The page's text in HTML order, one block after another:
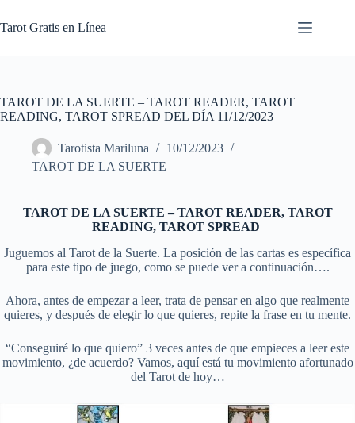
to
content
Tarot Gratis en Línea
TAROT DE LA SUERTE – TAROT READER, TAROT
READING, TAROT SPREAD DEL DÍA 11/12/2023
Tarotista Mariluna
10/12/2023
TAROT DE LA SUERTE
TAROT DE LA SUERTE – TAROT READER, TAROT
READING, TAROT SPREAD
Juguemos al Tarot de la Suerte. La posición de las cartas es específica
para este tipo de juego, como se puede ver a continuación….
Ahora, antes de empezar a leer, trata de pensar en algo que realmente
quieres, y después de elegir lo que quieres, repite la frase en tu mente.
“Conseguiré lo que quiero” 3 veces antes de que empieces a leer este
movimiento, ¿de acuerdo? Vamos, aquí está tu movimiento afortunado
del Tarot de hoy…